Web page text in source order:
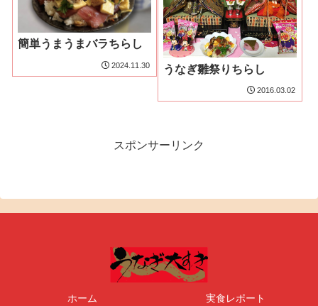
簡単うまうまバラちらし
2024.11.30 うなぎ雛祭りちらし
2016.03.02
スポンサーリンク
ホーム 実食レポート